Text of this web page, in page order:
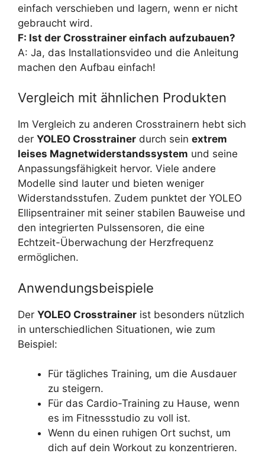
einfach verschieben und lagern, wenn er nicht
gebraucht wird.
F: Ist der Crosstrainer einfach aufzubauen?
A: Ja, das Installationsvideo und die Anleitung
machen den Aufbau einfach!
Vergleich mit ähnlichen Produkten
Im Vergleich zu anderen Crosstrainern hebt sich
der YOLEO Crosstrainer durch sein extrem
leises Magnetwiderstandssystem und seine
Anpassungsfähigkeit hervor. Viele andere
Modelle sind lauter und bieten weniger
Widerstandsstufen. Zudem punktet der YOLEO
Ellipsentrainer mit seiner stabilen Bauweise und
den integrierten Pulssensoren, die eine
Echtzeit-Überwachung der Herzfrequenz
ermöglichen.
Anwendungsbeispiele
Der YOLEO Crosstrainer ist besonders nützlich
in unterschiedlichen Situationen, wie zum
Beispiel:
Für tägliches Training, um die Ausdauer
zu steigern.
Für das Cardio-Training zu Hause, wenn
es im Fitnessstudio zu voll ist.
Wenn du einen ruhigen Ort suchst, um
dich auf dein Workout zu konzentrieren.